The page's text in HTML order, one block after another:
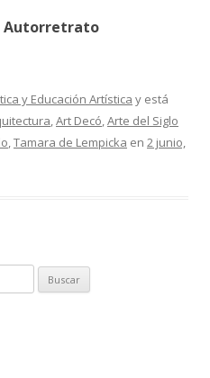
Autorretrato
y Educación Artística y está
,Art Decó,Arte del Siglo
,Tamara de Lempicka en 2 junio,